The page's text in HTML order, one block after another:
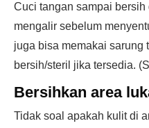
Cuci tangan sampai
mengalir sebelum
juga bisa memakai sarung
bersih/steril jika tersedia.
Bersihkan area
Tidak soal apakah kulit di